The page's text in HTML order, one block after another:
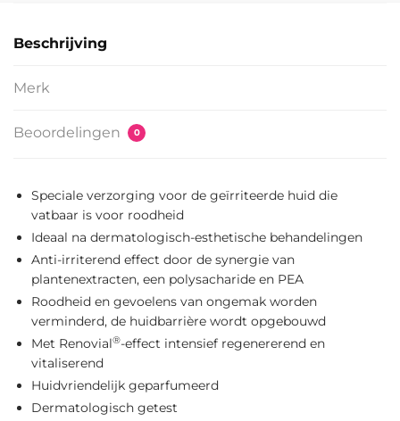
Beschrijving
Merk
Beoordelingen 0
Speciale verzorging voor de geïrriteerde huid die
vatbaar is voor roodheid
Ideaal na dermatologisch-esthetische behandelingen
Anti-irriterend effect door de synergie van
plantenextracten, een polysacharide en PEA
Roodheid en gevoelens van ongemak worden
verminderd, de huidbarrière wordt opgebouwd
Met Renovial®-effect intensief regenererend en
vitaliserend
Huidvriendelijk geparfumeerd
Dermatologisch getest